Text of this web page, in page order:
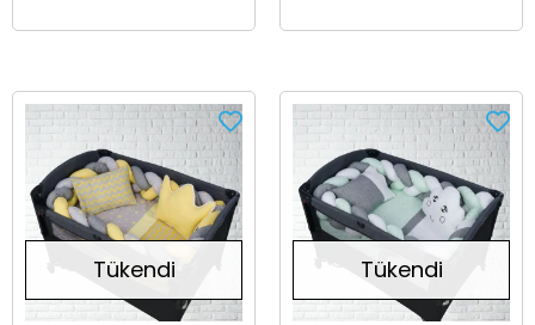
Tükendi Tükendi